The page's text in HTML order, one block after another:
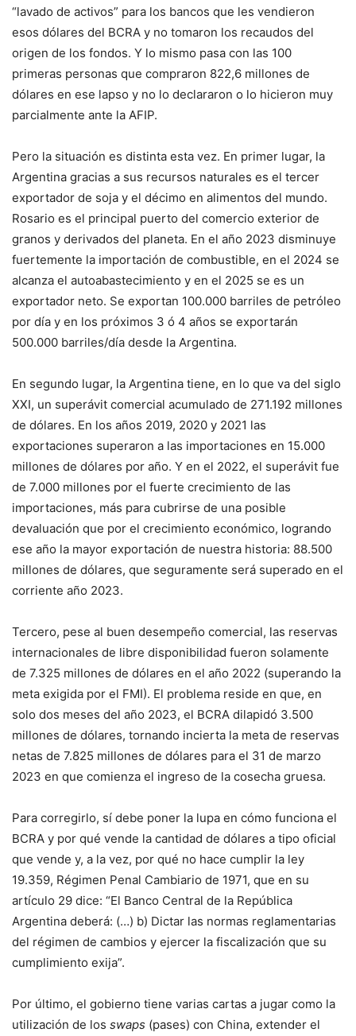
“lavado de activos” para los bancos que les vendieron
esos dólares del BCRA y no tomaron los recaudos del
origen de los fondos. Y lo mismo pasa con las 100
primeras personas que compraron 822,6 millones de
dólares en ese lapso y no lo declararon o lo hicieron muy
parcialmente ante la AFIP.
Pero la situación es distinta esta vez. En primer lugar, la
Argentina gracias a sus recursos naturales es el tercer
exportador de soja y el décimo en alimentos del mundo.
Rosario es el principal puerto del comercio exterior de
granos y derivados del planeta. En el año 2023 disminuye
fuertemente la importación de combustible, en el 2024 se
alcanza el autoabastecimiento y en el 2025 se es un
exportador neto. Se exportan 100.000 barriles de petróleo
por día y en los próximos 3 ó 4 años se exportarán
500.000 barriles/día desde la Argentina.
En segundo lugar, la Argentina tiene, en lo que va del siglo
XXI, un superávit comercial acumulado de 271.192 millones
de dólares. En los años 2019, 2020 y 2021 las
exportaciones superaron a las importaciones en 15.000
millones de dólares por año. Y en el 2022, el superávit fue
de 7.000 millones por el fuerte crecimiento de las
importaciones, más para cubrirse de una posible
devaluación que por el crecimiento económico, logrando
ese año la mayor exportación de nuestra historia: 88.500
millones de dólares, que seguramente será superado en el
corriente año 2023.
Tercero, pese al buen desempeño comercial, las reservas
internacionales de libre disponibilidad fueron solamente
de 7.325 millones de dólares en el año 2022 (superando la
meta exigida por el FMI). El problema reside en que, en
solo dos meses del año 2023, el BCRA dilapidó 3.500
millones de dólares, tornando incierta la meta de reservas
netas de 7.825 millones de dólares para el 31 de marzo
2023 en que comienza el ingreso de la cosecha gruesa.
Para corregirlo, sí debe poner la lupa en cómo funciona el
BCRA y por qué vende la cantidad de dólares a tipo oficial
que vende y, a la vez, por qué no hace cumplir la ley
19.359, Régimen Penal Cambiario de 1971, que en su
artículo 29 dice: “El Banco Central de la República
Argentina deberá: (…) b) Dictar las normas reglamentarias
del régimen de cambios y ejercer la fiscalización que su
cumplimiento exija”.
Por último, el gobierno tiene varias cartas a jugar como la
utilización de los swaps (pases) con China, extender el